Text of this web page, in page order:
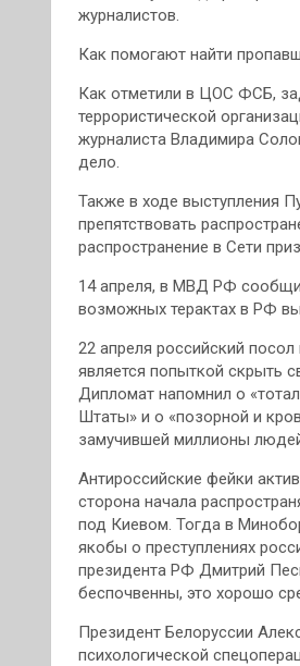
журналистов.
Как помогают найти
Как отметили в ЦОС ФСБ,
террористической
журналиста Владимира
дело.
Также в ходе выступления
препятствовать
распространение в Сети
14 апреля, в МВД РФ
возможных терактах в РФ
22 апреля российский
является попыткой скрыть
Дипломат напомнил о
Штаты» и о «позорной и
замучившей миллионы
Антироссийские фейки
сторона начала
под Киевом. Тогда в
якобы о преступлениях
президента РФ Дмитрий
беспочвенны, это хорошо
Президент Белоруссии
психологической